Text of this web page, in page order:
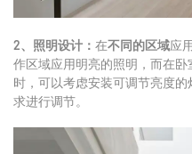
2、照明设计： 在不同的区域应
作区域应用明亮的照明，而在
时，可以考虑安装可调节亮度的
求进行调节。